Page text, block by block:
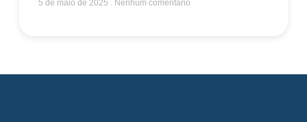
5 de maio de 2025 Nenhum comentário